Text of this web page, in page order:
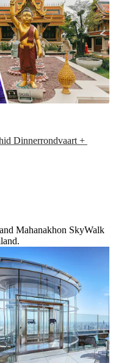
Dinnerrondvaart +
Mahanakhon SkyWalk